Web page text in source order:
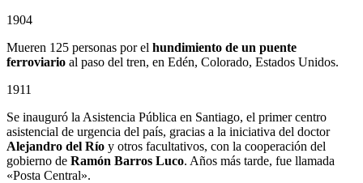
1904
Mueren 125 personas por el hundimiento de un puente
ferroviario al paso del tren, en Edén, Colorado, Estados Unidos.
1911
Se inauguró la Asistencia Pública en Santiago, el primer centro
asistencial de urgencia del país, gracias a la iniciativa del doctor
Alejandro del Río y otros facultativos, con la cooperación del
gobierno de Ramón Barros Luco. Años más tarde, fue llamada
«Posta Central».